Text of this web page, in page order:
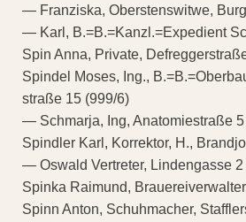
— Franziska, Oberstenswitwe,
— Karl, B.=B.=Kanzl.=Expedient
Spin Anna, Private,
Spindel Moses, Ing.,
straße 15 (999/6)
— Schmarja, Ing, Anatomiestraße 5
Spindler Karl, Korrektor, H.,
— Oswald Vertreter, Lindengasse 2
Spinka Raimund,
Spinn Anton, Schuhmacher,